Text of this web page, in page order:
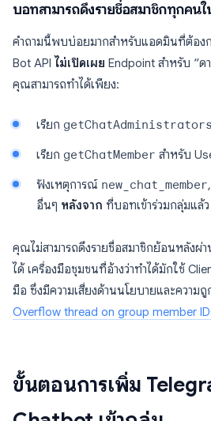
บอทสามารถดึงรายชื่อสมาชิกทุกคน
คำถามนี้พบบ่อยมากสำหรับแอดมินที่ต้องก
Bot API ไม่เปิดเผย Endpoint สำหรับ “ด
คุณสามารถทำได้เพียง:
เรียก getChatAdministrators
เรียก getChatMember สำหรับ
ฟังเหตุการณ์ new_chat_member
อื่นๆ หลังจาก ที่บอทเข้าร่วมกลุ่มแล้ว
คุณไม่สามารถดึงรายชื่อสมาชิกย้อนหลังผ่า
ได้ เครื่องมือชุมชนที่อ้างว่าทำได้มักใช้
มือ ซึ่งมีความเสี่ยงด้านนโยบายและความ
Overflow thread on group member
ขั้นตอนการเพิ่ม